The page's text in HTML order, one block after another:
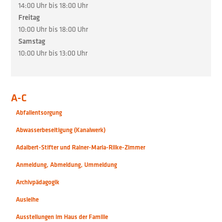
14:00 Uhr bis 18:00 Uhr
Freitag
10:00 Uhr bis 18:00 Uhr
Samstag
10:00 Uhr bis 13:00 Uhr
A-C
Abfallentsorgung
Abwasserbeseitigung (Kanalwerk)
Adalbert-Stifter und Rainer-Maria-Rilke-Zimmer
Anmeldung, Abmeldung, Ummeldung
Archivpädagogik
Ausleihe
Ausstellungen im Haus der Familie